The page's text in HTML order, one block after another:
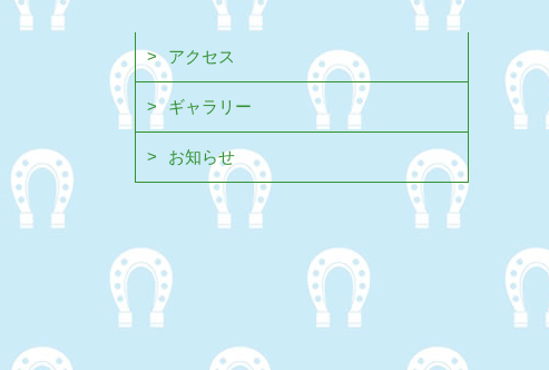
アクセス
ギャラリー
お知らせ